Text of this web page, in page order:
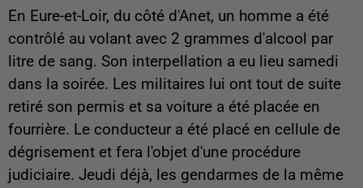
En Eure-et-Loir, du côté d'Anet, un homme a été
contrôlé au volant avec 2 grammes d'alcool par
litre de sang. Son interpellation a eu lieu samedi
dans la soirée. Les militaires lui ont tout de suite
retiré son permis et sa voiture a été placée en
fourrière. Le conducteur a été placé en cellule de
dégrisement et fera l'objet d'une procédure
judiciaire. Jeudi déjà, les gendarmes de la même